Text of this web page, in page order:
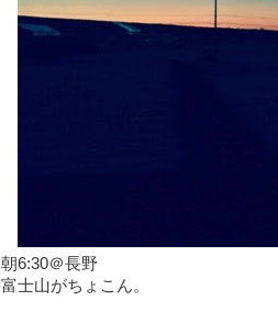
朝6:30＠長野
富士山がちょこん。